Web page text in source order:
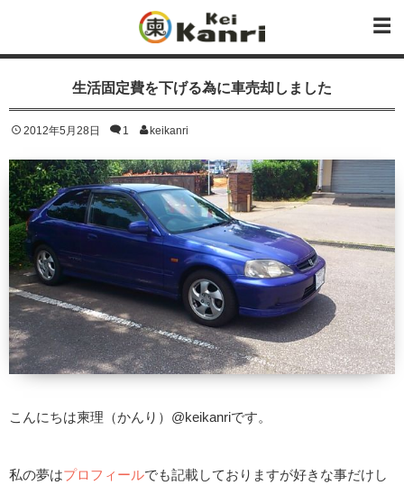
生活固定費を下げる為に車売却しました
2012年5月28日 1 keikanri
こんにちは柬理（かんり）@keikanriです。
私の夢はプロフィールでも記載しておりますが好きな事だけし